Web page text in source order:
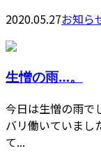
2020.05.27お知ら
生憎の雨…。
今日は生憎の雨で
バリ働いていまし
て...